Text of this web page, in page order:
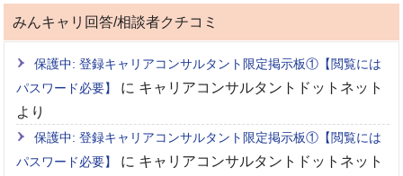
みんキャリ回答/相談者クチコミ
保護中: 登録キャリアコンサルタント限定掲示板①【閲覧には
パスワード必要】
に キャリアコンサルタントドットネット
より
保護中: 登録キャリアコンサルタント限定掲示板①【閲覧には
パスワード必要】
に キャリアコンサルタントドットネット